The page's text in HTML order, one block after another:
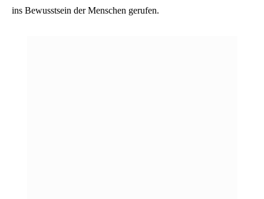
ins Bewusstsein der Menschen gerufen.